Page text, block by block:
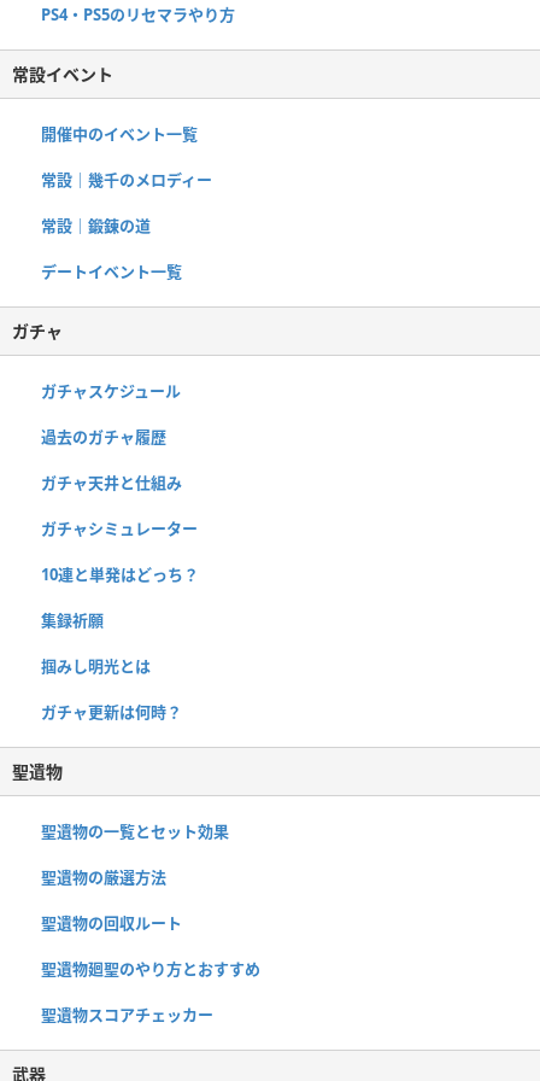
PS4・PS5のリセマラやり方
常設イベント
開催中のイベント一覧
常設｜幾千のメロディー
常設｜鍛錬の道
デートイベント一覧
ガチャ
ガチャスケジュール
過去のガチャ履歴
ガチャ天井と仕組み
ガチャシミュレーター
10連と単発はどっち？
集録祈願
掴みし明光とは
ガチャ更新は何時？
聖遺物
聖遺物の一覧とセット効果
聖遺物の厳選方法
聖遺物の回収ルート
聖遺物廻聖のやり方とおすすめ
聖遺物スコアチェッカー
武器